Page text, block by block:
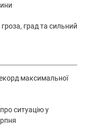
град та сильний
максимальної
ситуацію у